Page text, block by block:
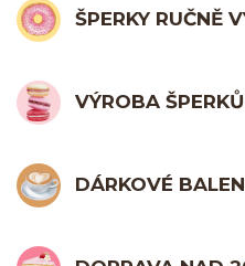
ŠPERKY RUČNĚ
VÝROBA
DÁRKOVÉ